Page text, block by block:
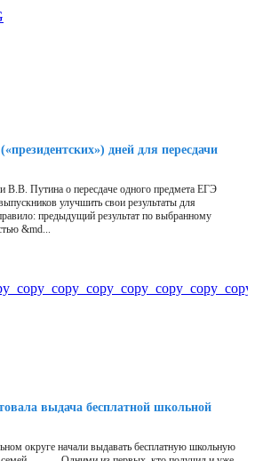
дней для пересдачи
В.В. Путина о пересдаче одного предмета ЕГЭ
улучшить свои результаты для
предыдущий результат по выбранному
&md...
выдача бесплатной школьной
округе начали выдавать бесплатную школьную